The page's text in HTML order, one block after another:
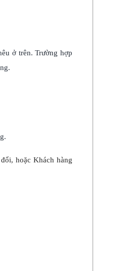
ở trên. Trường hợp
hoặc Khách hàng